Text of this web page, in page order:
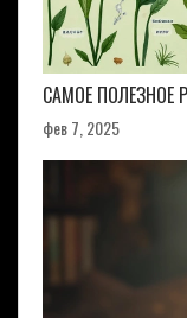
САМОЕ ПОЛЕЗНОЕ
фев 7, 2025